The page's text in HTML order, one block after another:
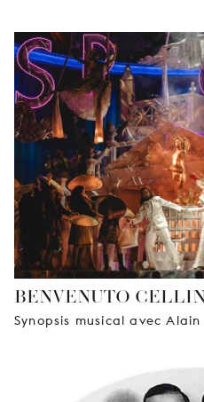
BENVENUTO
Synopsis musical avec